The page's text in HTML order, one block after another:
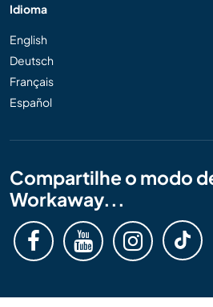
Idioma
English
Deutsch
Français
Español
Compartilhe o modo
Workaway...